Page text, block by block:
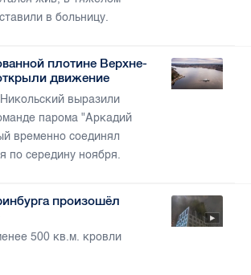
в больницу.
плотине Верхне-
движение
выразили
парома "Аркадий
временно соединял
по середину ноября.
произошёл
500 кв.м. кровли